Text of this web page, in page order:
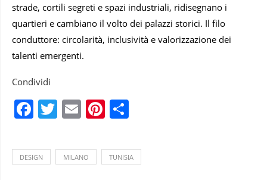
strade, cortili segreti e spazi industriali, ridisegnano i
quartieri e cambiano il volto dei palazzi storici. Il filo
conduttore: circolarità, inclusività e valorizzazione dei
talenti emergenti.
Condividi
Facebook
Twitter
EmailPinterest
DESIGN MILANO TUNISIA